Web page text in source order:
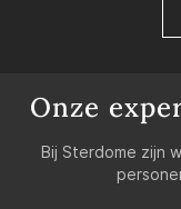
Onze
Bij Sterdome zijn